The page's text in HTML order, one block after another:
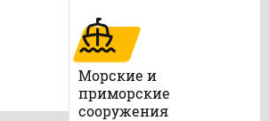
Морские и
приморские
сооружения